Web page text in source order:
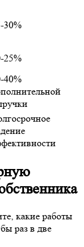
30%
25%
40%
какие работы
раз в две